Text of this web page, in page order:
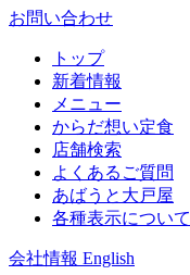
お問い合わせ
トップ
新着情報
メニュー
からだ想い定食
店舗検索
よくあるご質問
あばうと大戸屋
各種表示について
会社情報 English